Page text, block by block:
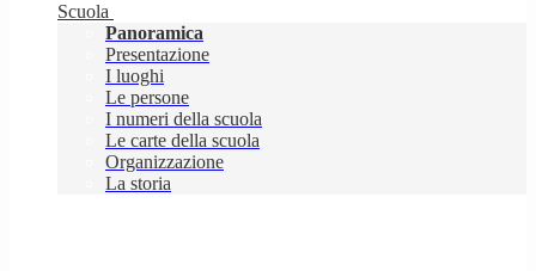
Scuola
Panoramica
Presentazione
I luoghi
Le persone
I numeri della scuola
Le carte della scuola
Organizzazione
La storia